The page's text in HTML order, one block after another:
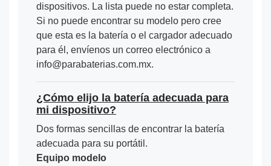
dispositivos. La lista puede no estar completa.
Si no puede encontrar su modelo pero cree
que esta es la batería o el cargador adecuado
para él, envíenos un correo electrónico a
info@parabaterias.com.mx.
¿Cómo elijo la batería adecuada para
mi dispositivo?
Dos formas sencillas de encontrar la batería
adecuada para su portátil.
Equipo modelo